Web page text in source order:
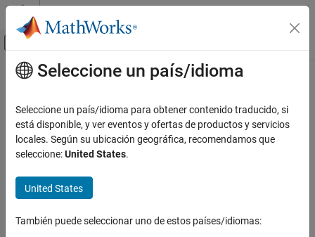
Saltar al contenido
Mostrar/ocultar menú de navegación
Inicio de Documentación
Contenido principal
How useful was this information?
Seleccione un país/idioma
Seleccione un país/idioma para obtener contenido traducido, si
está disponible, y ver eventos y ofertas de productos y servicios
locales. Según su ubicación geográfica, recomendamos que
seleccione:United States.
United States
También puede seleccionar uno de estos países/idiomas: